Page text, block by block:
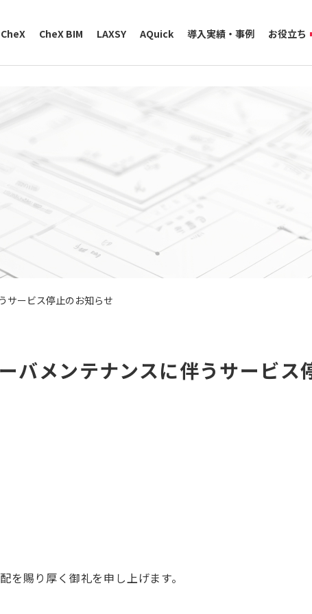
CheX CheX BIM LAXSY AQuick 導入実績・事例 お役立ち
サービス停止のお知らせ
バメンテナンスに伴うサービス
を賜り厚く御礼を申し上げます。